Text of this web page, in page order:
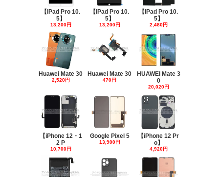
【iPad Pro 10.
5】
13,200円
【iPad Pro 10.
5】
13,200円
【iPad Pro 10.
5】
2,480円
Huawei Mate 30
2,520円
Huawei Mate 30
470円
HUAWEI Mate 3
0
20,020円
【iPhone 12・1
2 P
10,700円
Google Pixel 5
13,900円
【iPhone 12 Pr
o】
4,920円